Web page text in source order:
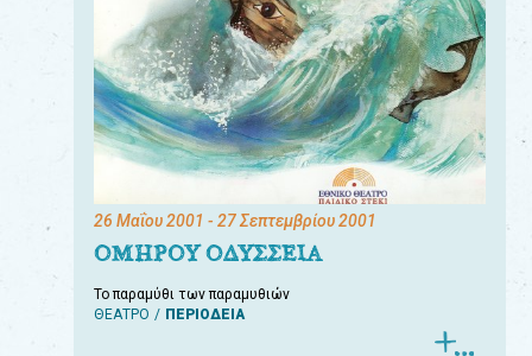
26 Μαΐου 2001 - 27 Σεπτεμβρίου 2001
ΟΜΗΡΟΥ ΟΔΥΣΣΕΙΑ
Το παραμύθι των παραμυθιών
ΘΕΑΤΡΟ
ΠΕΡΙΟΔΕΙΑ